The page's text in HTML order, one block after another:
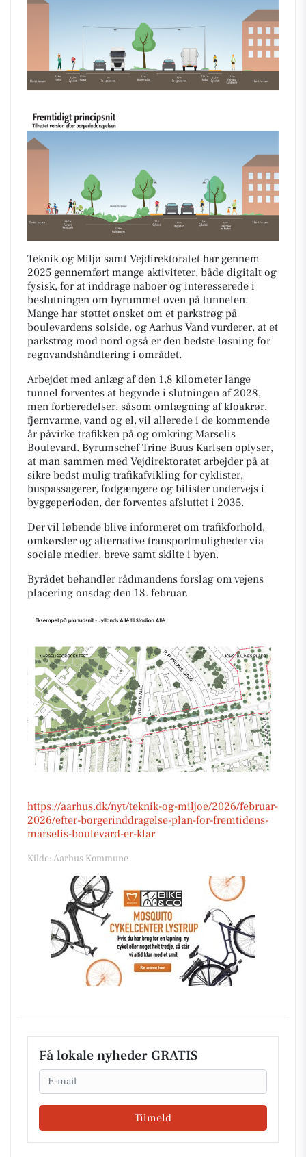
Teknik og Miljø samt Vejdirektoratet har gennem
2025 gennemført mange aktiviteter, både digitalt og
fysisk, for at inddrage naboer og interesserede i
beslutningen om byrummet oven på tunnelen.
Mange har støttet ønsket om et parkstrøg på
boulevardens solside, og Aarhus Vand vurderer, at et
parkstrøg mod nord også er den bedste løsning for
regnvandshåndtering i området.
Arbejdet med anlæg af den 1,8 kilometer lange
tunnel forventes at begynde i slutningen af 2028,
men forberedelser, såsom omlægning af kloakrør,
fjernvarme, vand og el, vil allerede i de kommende
år påvirke trafikken på og omkring Marselis
Boulevard. Byrumschef Trine Buus Karlsen oplyser,
at man sammen med Vejdirektoratet arbejder på at
sikre bedst mulig trafikafvikling for cyklister,
buspassagerer, fodgængere og bilister undervejs i
byggeperioden, der forventes afsluttet i 2035.
Der vil løbende blive informeret om trafikforhold,
omkørsler og alternative transportmuligheder via
sociale medier, breve samt skilte i byen.
Byrådet behandler rådmandens forslag om vejens
placering onsdag den 18. februar.
https://aarhus.dk/nyt/teknik-og-miljoe/2026/februar-
2026/efter-borgerinddragelse-plan-for-fremtidens-
marselis-boulevard-er-klar
Kilde: Aarhus Kommune
Få lokale nyheder GRATIS
Email
Tilmeld